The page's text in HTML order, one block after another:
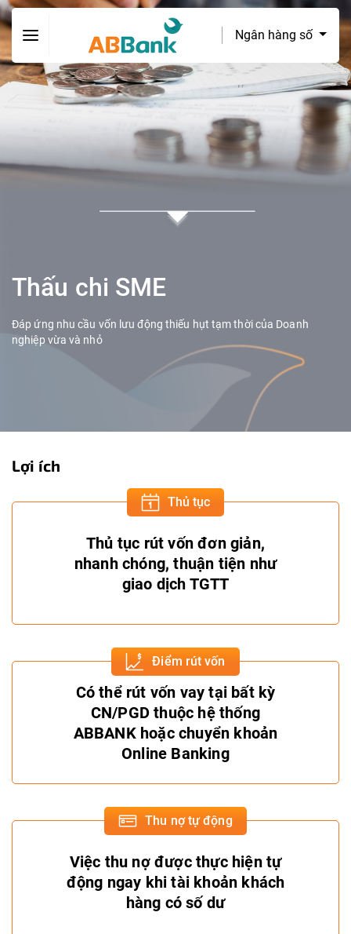
Ngân hàng số
Thấu chi SME
Đáp ứng nhu cầu vốn lưu động thiếu hụt tạm thời của Doanh
nghiệp vừa và nhỏ
Lợi ích
Thủ tục
Thủ tục rút vốn đơn giản,
nhanh chóng, thuận tiện như
giao dịch TGTT
Điểm rút vốn
Có thể rút vốn vay tại bất kỳ
CN/PGD thuộc hệ thống
ABBANK hoặc chuyển khoản
Online Banking
Thu nợ tự động
Việc thu nợ được thực hiện tự
động ngay khi tài khoản khách
hàng có số dư